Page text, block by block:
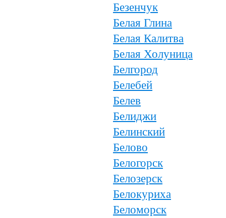
Безенчук
Белая Глина
Белая Калитва
Белая Холуница
Белгород
Белебей
Белев
Белиджи
Белинский
Белово
Белогорск
Белозерск
Белокуриха
Беломорск